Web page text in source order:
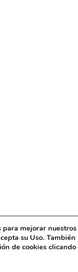
mejorar
su Uso. También
de cookies